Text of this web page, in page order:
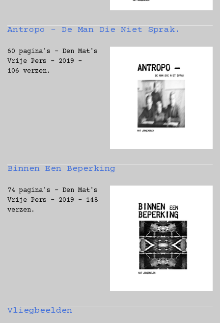
Antropo - De Man Die Niet Sprak.
60 pagina's - Den Mat's
Vrije Pers - 2019 -
106 verzen.
Binnen Een Beperking
74 pagina's - Den Mat's
Vrije Pers - 2019 - 148
verzen.
Vliegbeelden